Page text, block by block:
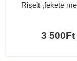
Riselt ,fekete
3 500Ft